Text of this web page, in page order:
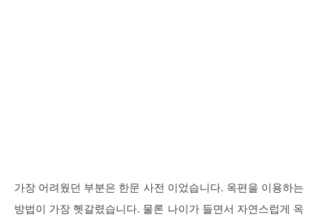
가장 어려웠던 부분은 한문 사전 이었습니다. 옥편을 이용하는
방법이 가장 헷갈렸습니다. 물론 나이가 들면서 자연스럽게 옥